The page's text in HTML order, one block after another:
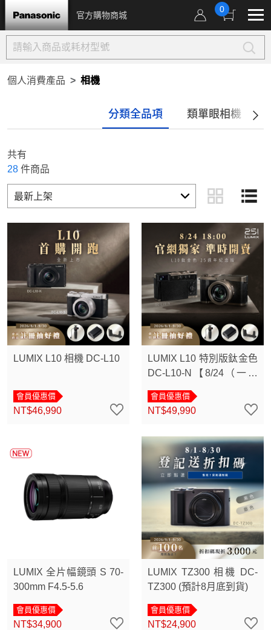
官方購物商城
0
個人消費產品 相機
分類全品項 類單眼相機
共有
28 件商品
LUMIX L10 相機 DC-L10
會員優惠價
NT$46,990
LUMIX L10 特別版鈦金色
DC-L10-N【8/24（一）
會員優惠價
NT$49,990
LUMIX 全片幅鏡頭 S 70-
300mm F4.5-5.6
會員優惠價
NT$34,900
LUMIX TZ300 相機 DC-
TZ300 (預計8月底到貨)
會員優惠價
NT$24,900